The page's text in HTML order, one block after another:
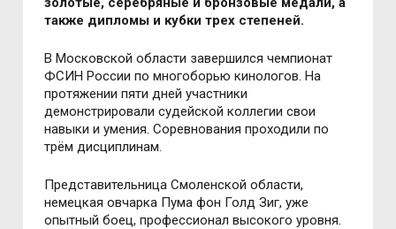
также дипломы и кубки трех степеней.
В Московской области завершился чемпионат
ФСИН России по многоборью кинологов. На
протяжении пяти дней участники
демонстрировали судейской коллегии свои
навыки и умения. Соревнования проходили по
трём дисциплинам.
Представительница Смоленской области,
немецкая овчарка Пума фон Голд Зиг, уже
опытный боец, профессионал высокого уровня.